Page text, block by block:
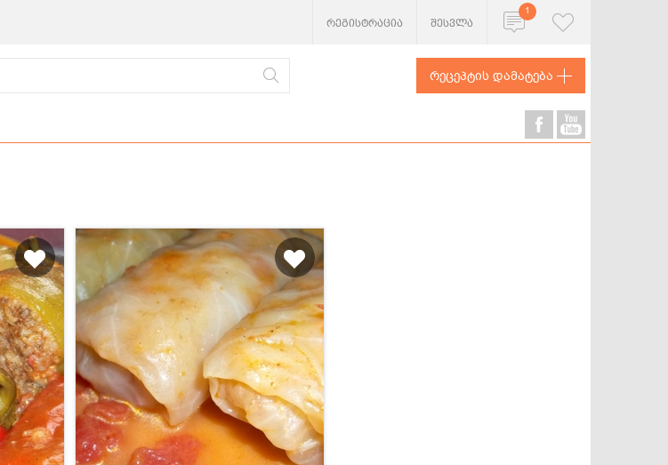
რეგისტრაცია შესვლა
1
რეცეპტის დამატება
წვნიანები ცომეული ხორცეული
სადღესასწაულო
პასტა და
ბურღულეული
სასმელები